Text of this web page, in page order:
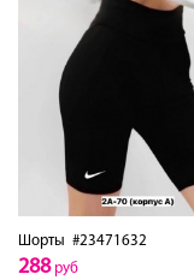
Шорты #23471632
288руб